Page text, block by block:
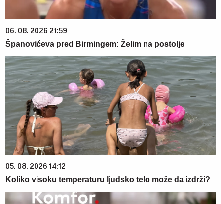
06. 08. 2026 21:59
Španovićeva pred Birmingem: Želim na postolje
05. 08. 2026 14:12
Koliko visoku temperaturu ljudsko telo može da izdrži?